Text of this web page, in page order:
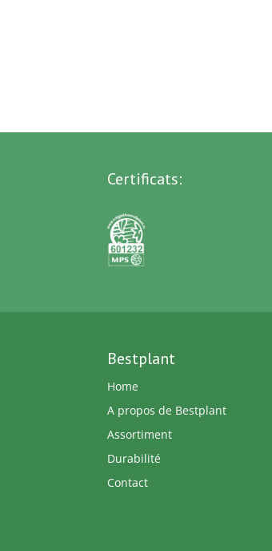
Certificats:
Bestplant
Home
A propos de Bestplant
Assortiment
Durabilité
Contact